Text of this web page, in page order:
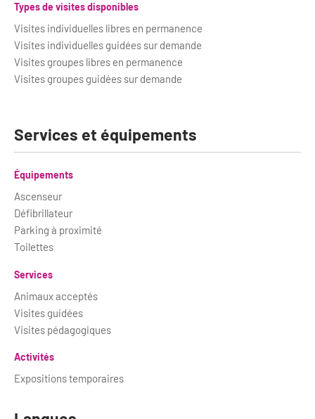
Types de visites disponibles
Visites individuelles libres en permanence
Visites individuelles guidées sur demande
Visites groupes libres en permanence
Visites groupes guidées sur demande
Services et équipements
Équipements
Ascenseur
Défibrillateur
Parking à proximité
Toilettes
Services
Animaux acceptés
Visites guidées
Visites pédagogiques
Activités
Expositions temporaires